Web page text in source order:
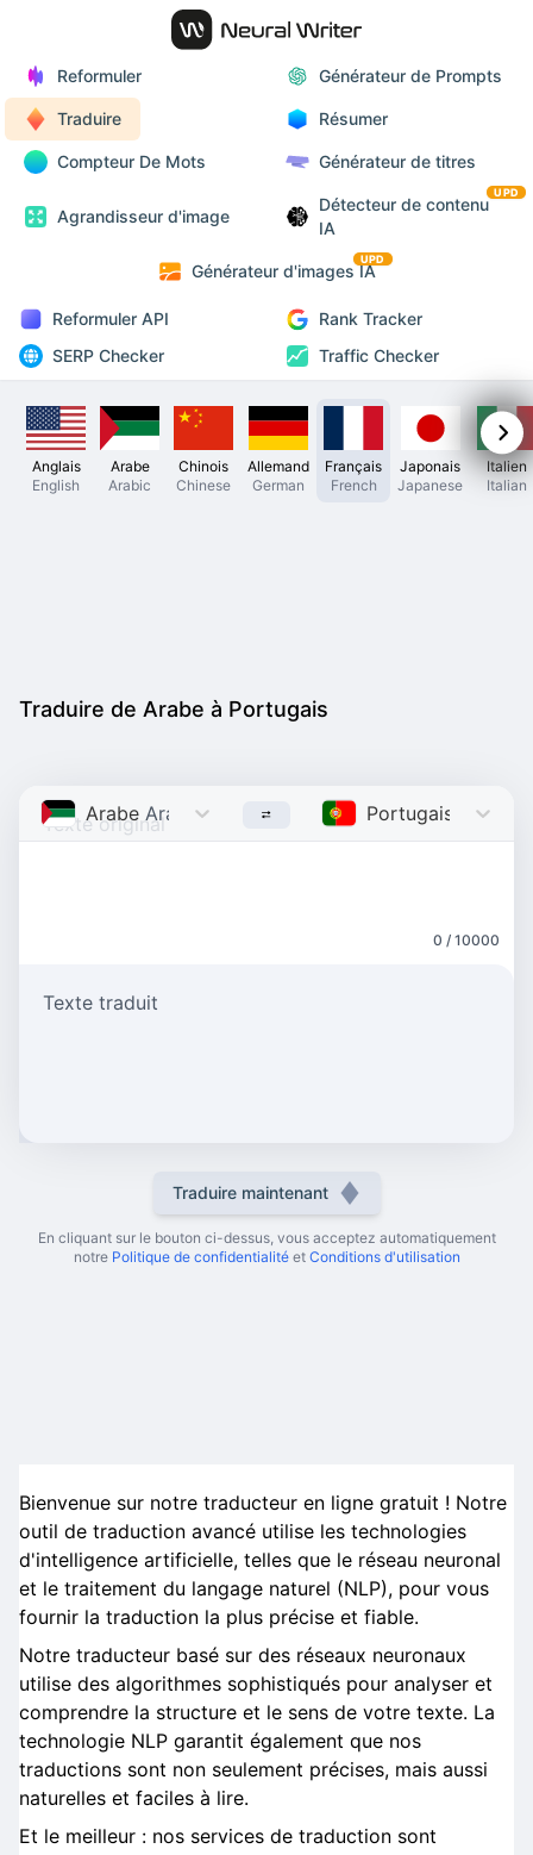
Reformuler Générateur de Prompts
Traduire Résumer
Compteur De Mots Générateur de titres
Agrandisseur d'image
Détecteur de contenu
IA
UPD
Générateur d'images IA
UPD
Reformuler API
Rank Tracker
SERP Checker
Traffic Checker
Anglais
English
Arabe
Arabic
Chinois
Chinese
Allemand
German
Français
French
Japonais
Japanese
Italien
Italian
Traduire de Arabe à Portugais
Arabe Arabic Portugais
0 / 10000
Texte traduit
Traduire maintenant
En cliquant sur le bouton ci-dessus, vous acceptez automatiquement
notre Politique de confidentialité et Conditions d'utilisation
Bienvenue sur notre traducteur en ligne gratuit ! Notre
outil de traduction avancé utilise les technologies
d'intelligence artificielle, telles que le réseau neuronal
et le traitement du langage naturel (NLP), pour vous
fournir la traduction la plus précise et fiable.
Notre traducteur basé sur des réseaux neuronaux
utilise des algorithmes sophistiqués pour analyser et
comprendre la structure et le sens de votre texte. La
technologie NLP garantit également que nos
traductions sont non seulement précises, mais aussi
naturelles et faciles à lire.
Et le meilleur : nos services de traduction sont